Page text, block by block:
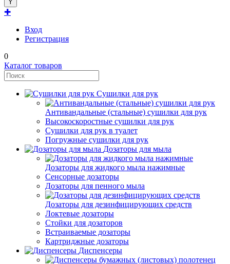
✚
Вход
Регистрация
0
Каталог товаров
Сушилки для рук
Антивандальные (стальные) сушилки для рук
Высокоскоростные сушилки для рук
Сушилки для рук в туалет
Погружные сушилки для рук
Дозаторы для мыла
Дозаторы для жидкого мыла нажимные
Сенсорные дозаторы
Дозаторы для пенного мыла
Дозаторы для дезинфицирующих средств
Локтевые дозаторы
Стойки для дозаторов
Встраиваемые дозаторы
Картриджные дозаторы
Диспенсеры